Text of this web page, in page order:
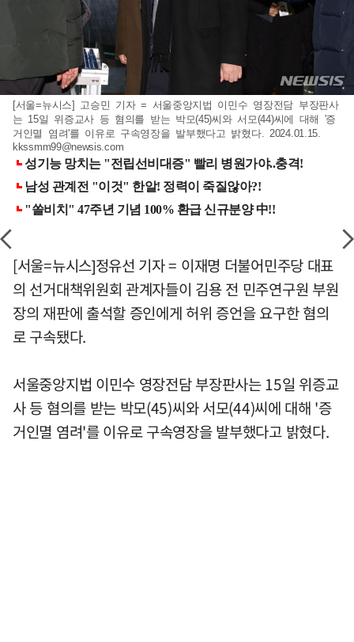
[서울=뉴시스] 고승민 기자 = 서울중앙지법 이민수 영장전담 부장판사
는 15일 위증교사 등 혐의를 받는 박모(45)씨와 서모(44)씨에 대해 '증
거인멸 염려'를 이유로 구속영장을 발부했다고 밝혔다. 2024.01.15.
kkssmm99@newsis.com
[서울=뉴시스]정유선 기자 = 이재명 더불어민주당 대표
의 선거대책위원회 관계자들이 김용 전 민주연구원 부원
장의 재판에 출석할 증인에게 허위 증언을 요구한 혐의
로 구속됐다.
서울중앙지법 이민수 영장전담 부장판사는 15일 위증교
사 등 혐의를 받는 박모(45)씨와 서모(44)씨에 대해 '증
거인멸 염려'를 이유로 구속영장을 발부했다고 밝혔다.